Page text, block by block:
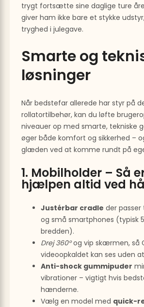
trygt fortsætte sine daglige ture
giver ham ikke bare et stykke
tryghed i julegave.
Smarte og
løsninger
Når bedstefar allerede har styr på
rollatortilbehør, kan du løfte
niveauer op med smarte, tekniske
øger både komfort og sikkerhed –
glæden ved at komme rundt på
1. Mobilholder – Så
hjælpen altid ved
Justérbar cradle der passer
og små smartphones (typisk
bredden).
Drej 360°og vip skærmen, så
videoopkaldet kan ses uden
Anti-shock gummipuder
vibrationer – vigtigt hvis
hænderne.
Vælg en model med quick-